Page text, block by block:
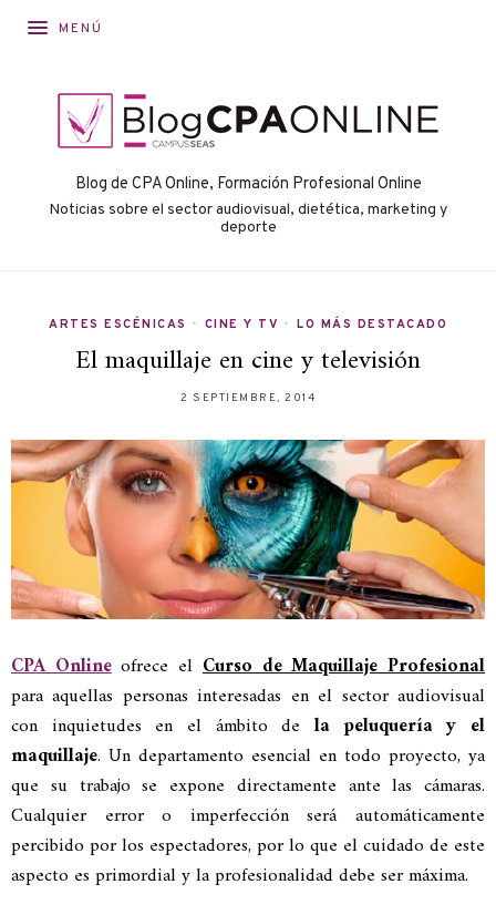
MENÚ
Blog de CPA Online, Formación Profesional Online
Noticias sobre el sector audiovisual, dietética, marketing y
deporte
ARTES ESCÉNICAS • CINE Y TV • LO MÁS DESTACADO
El maquillaje en cine y televisión
2 SEPTIEMBRE, 2014
CPA Onlineofrece elCurso de Maquillaje Profesional
para aquellas personas interesadas en el sector audiovisual
con inquietudes en el ámbito dela peluquería y el
maquillaje. Un departamento esencial en todo proyecto, ya
que su trabajo se expone directamente ante las cámaras.
Cualquier error o imperfección será automáticamente
percibido por los espectadores, por lo que el cuidado de este
aspecto es primordial y la profesionalidad debe ser máxima.